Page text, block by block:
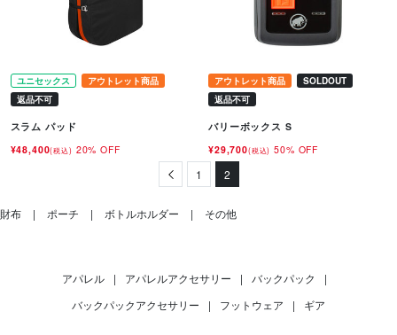
ユニセックス
アウトレット商品
返品不可
スラム パッド
¥48,400(税込) 20% OFF
アウトレット商品
SOLDOUT
返品不可
バリーボックス S
¥29,700(税込) 50% OFF
Previous
1 2
財布 ポーチ ボトルホルダー その他
アパレル | アパレルアクセサリー | バックパック
|
バックパックアクセサリー
| フットウェア | ギア